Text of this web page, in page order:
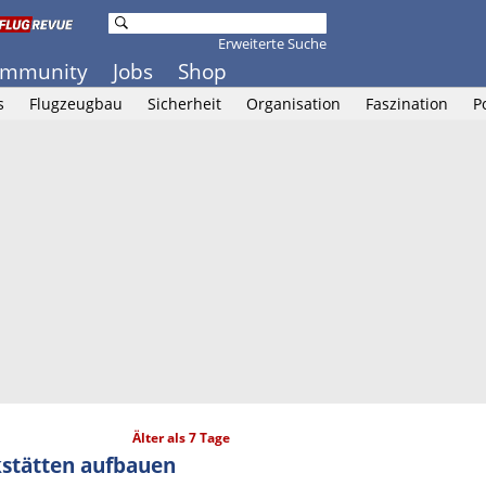
Jobs Shop
Erweiterte Suche
Flugzeugbau Sicherheit Organisation Faszination
Älter als 7 Tage
aufbauen